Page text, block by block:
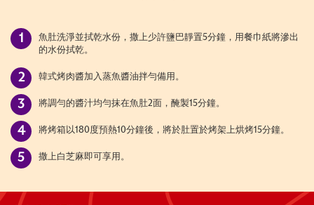
魚肚洗淨並拭乾水份，撒上少許鹽巴靜置5分鐘，用餐巾紙將滲出
的水份拭乾。
韓式烤肉醬加入蒸魚醬油拌勻備用。
將調勻的醬汁均勻抹在魚肚2面，醃製15分鐘。
將烤箱以180度預熱10分鐘後，將於肚置於烤架上烘烤15分鐘。
撒上白芝麻即可享用。